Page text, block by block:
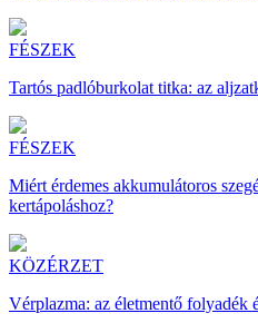
FÉSZEK
Tartós padlóburkolat titka: az
FÉSZEK
Miért érdemes akkumulátoros
kertápoláshoz?
KÖZÉRZET
Vérplazma: az életmentő folyadék